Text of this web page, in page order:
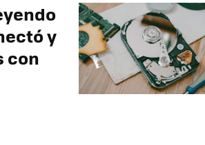
y
con